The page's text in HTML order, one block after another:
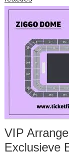
VIP
Exclusieve